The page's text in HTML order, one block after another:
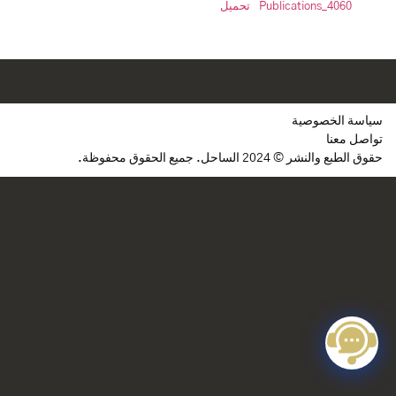
4060_Publications تحميل
سياسة الخصوصية
تواصل معنا
حقوق الطبع والنشر © 2024 الساحل. جميع الحقوق محفوظة.